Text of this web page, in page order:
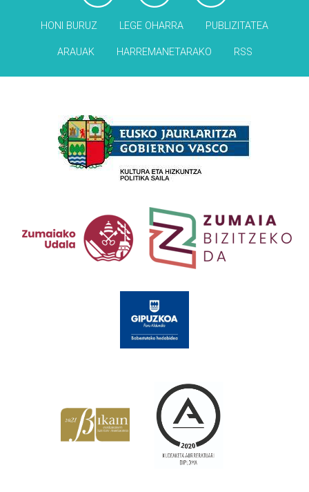
HONI BURUZ LEGE OHARRA PUBLIZITATEA
ARAUAK HARREMANETARAKO RSS